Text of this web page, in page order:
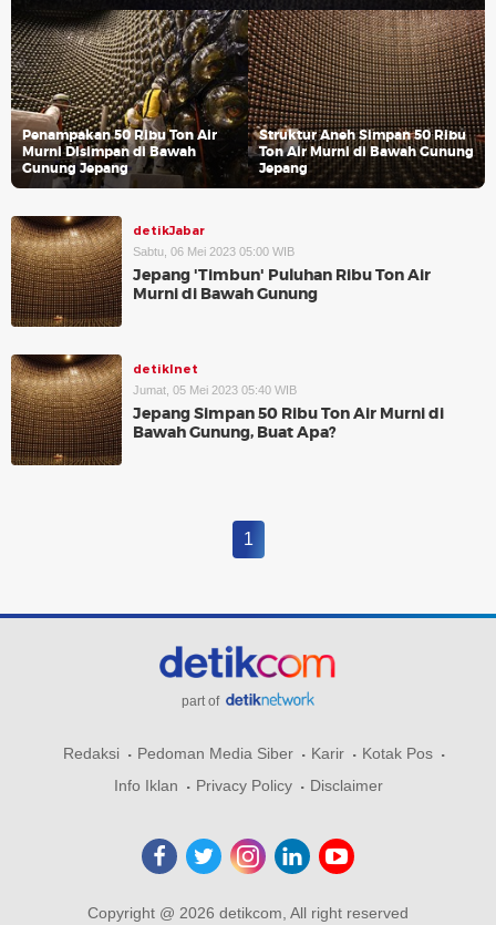
Penampakan 50 Ribu Ton Air
Murni Disimpan di Bawah
Gunung Jepang
Struktur Aneh Simpan 50 Ribu
Ton Air Murni di Bawah Gunung
Jepang
detikJabar
Sabtu, 06 Mei 2023 05:00 WIB
Jepang 'Timbun' Puluhan Ribu Ton Air
Murni di Bawah Gunung
detikInet
Jumat, 05 Mei 2023 05:40 WIB
Jepang Simpan 50 Ribu Ton Air Murni di
Bawah Gunung, Buat Apa?
1
part of
Redaksi Pedoman Media Siber Karir
Kotak Pos
Info Iklan
Privacy Policy Disclaimer
Copyright @ 2026 detikcom, All right reserved